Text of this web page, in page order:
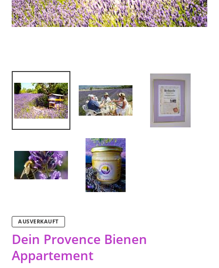
AUSVERKAUFT
Dein Provence Bienen
Appartement